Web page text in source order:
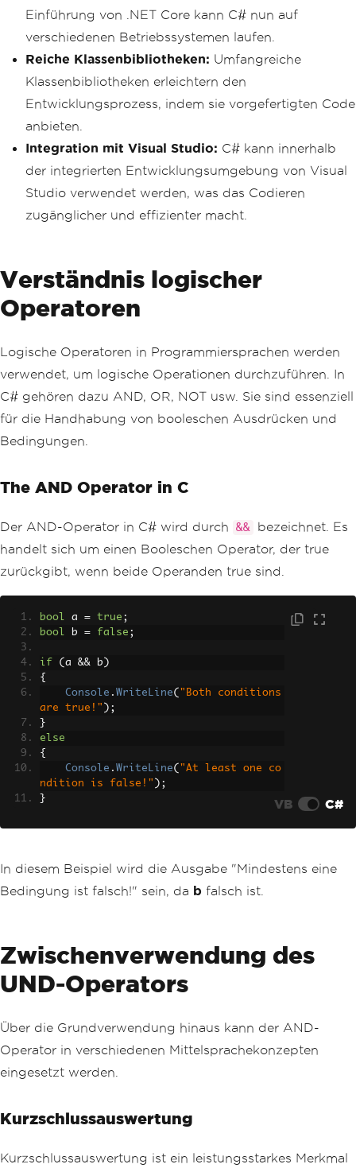
Einführung von .NET Core kann C# nun auf
verschiedenen Betriebssystemen laufen.
Reiche Klassenbibliotheken: Umfangreiche
Klassenbibliotheken erleichtern den
Entwicklungsprozess, indem sie vorgefertigten Code
anbieten.
Integration mit Visual Studio: C# kann innerhalb
der integrierten Entwicklungsumgebung von Visual
Studio verwendet werden, was das Codieren
zugänglicher und effizienter macht.
Verständnis logischer
Operatoren
Logische Operatoren in Programmiersprachen werden
verwendet, um logische Operationen durchzuführen. In
C# gehören dazu AND, OR, NOT usw. Sie sind essenziell
für die Handhabung von booleschen Ausdrücken und
Bedingungen.
The AND Operator in C
Der AND-Operator in C# wird durch &&
bezeichnet. Es
handelt sich um einen Booleschen Operator, der true
zurückgibt, wenn beide Operanden true sind.
bool a = true ;
bool b = false ;
if ( a && b )
{
Console . WriteLine( "Both conditions
are true!" );
}
else
{
Console . WriteLine( "At least one co
ndition is false!" );
}
VB C#
In diesem Beispiel wird die Ausgabe "Mindestens eine
Bedingung ist falsch!" sein, da b falsch ist.
Zwischenverwendung des
UND-Operators
Über die Grundverwendung hinaus kann der AND-
Operator in verschiedenen Mittelsprachekonzepten
eingesetzt werden.
Kurzschlussauswertung
Kurzschlussauswertung ist ein leistungsstarkes Merkmal